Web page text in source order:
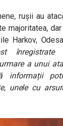
rușii au
majoritatea,
Harkov,
înregistrate
a unui
informații
unele cu arsuri